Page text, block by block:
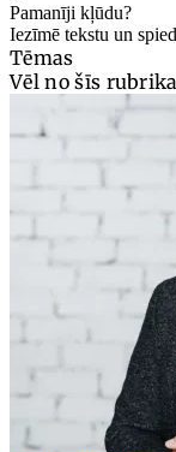
Pamanīji kļūdu?
Iezīmē tekstu un
Tēmas
Vēl no šīs